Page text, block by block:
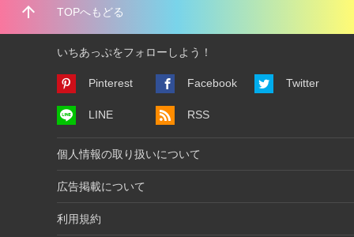
arrow_upward TOPへもどる
いちあっぷをフォローしよう！
Pinterest Facebook Twitter
LINE RSS
個人情報の取り扱いについて
広告掲載について
利用規約